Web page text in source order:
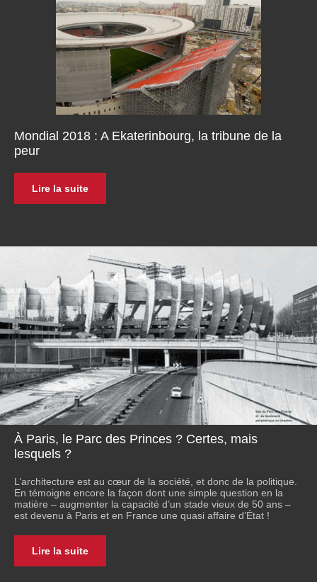
Mondial 2018 : A Ekaterinbourg, la tribune de la
peur
Lire la suite
À Paris, le Parc des Princes ? Certes, mais
lesquels ?
L’architecture est au cœur de la société, et donc de la politique.
En témoigne encore la façon dont une simple question en la
matière – augmenter la capacité d’un stade vieux de 50 ans –
est devenu à Paris et en France une quasi affaire d’État !
Lire la suite